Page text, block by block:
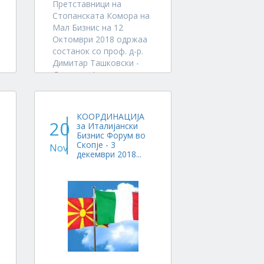
Претставници на
Стопанската Комора на
Мал Бизнис на 12
Октомври 2018 одржаа
состанок со проф. д-р.
Димитар Ташковски -
Декан на Факултетот на
проф.д-р. Владимир
Атансовски Директор на
Центарот за
технолошки трансфер и
20
Nov
КООРДИНАЦИЈА
за Италијански
Бизнис Форум во
Скопје - 3
декември 2018...